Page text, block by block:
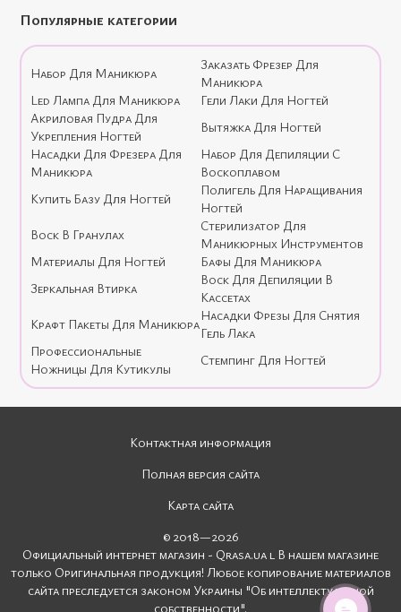
Популярные категории
Набор Для Маникюра
Заказать Фрезер Для
Маникюра
Led Лампа Для Маникюра
Гели Лаки Для Ногтей
Акриловая Пудра Для
Укрепления Ногтей
Вытяжка Для Ногтей
Насадки Для Фрезера Для
Маникюра
Набор Для Депиляции С
Воскоплавом
Купить Базу Для Ногтей
Полигель Для Наращивания
Ногтей
Воск В Гранулах
Стерилизатор Для
Маникюрных Инструментов
Материалы Для Ногтей
Бафы Для Маникюра
Зеркальная Втирка
Воск Для Депиляции В
Кассетах
Крафт Пакеты Для Маникюра
Насадки Фрезы Для Снятия
Гель Лака
Профессиональные
Ножницы Для Кутикулы
Стемпинг Для Ногтей
Контактная информация
Полная версия сайта
Карта сайта
© 2018—2026
Официальный интернет магазин - Qrasa.ua l В нашем магазине
только Оригинальная продукция! Любое копирование материалов
сайта преследуется законом Украины "Об интеллектуальной
собственности".